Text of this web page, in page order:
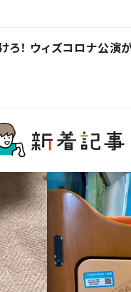
ろ！ ウィズコロナ公演